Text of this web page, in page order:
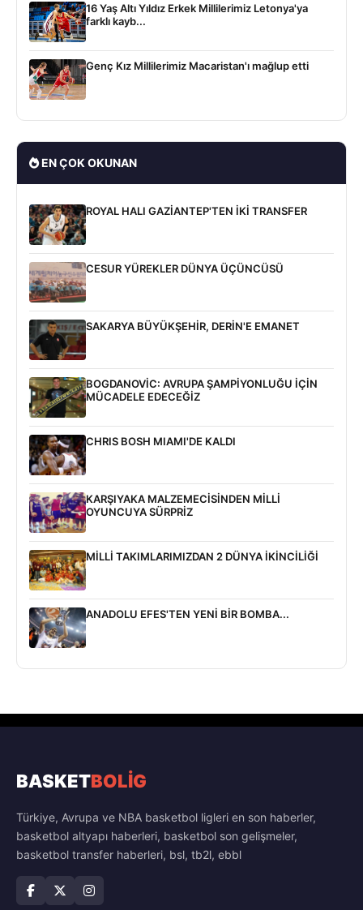
16 Yaş Altı Yıldız Erkek Millilerimiz Letonya'ya
farklı kayb...
Genç Kız Millilerimiz Macaristan'ı mağlup etti
EN ÇOK OKUNAN
ROYAL HALI GAZİANTEP'TEN İKİ TRANSFER
CESUR YÜREKLER DÜNYA ÜÇÜNCÜSÜ
SAKARYA BÜYÜKŞEHİR, DERİN'E EMANET
BOGDANOVİC: AVRUPA ŞAMPİYONLUĞU İÇİN
MÜCADELE EDECEĞİZ
CHRIS BOSH MIAMI'DE KALDI
KARŞIYAKA MALZEMECİSİNDEN MİLLİ
OYUNCUYA SÜRPRİZ
MİLLİ TAKIMLARIMIZDAN 2 DÜNYA İKİNCİLİĞİ
ANADOLU EFES'TEN YENİ BİR BOMBA...
BASKETBOLİG
Türkiye, Avrupa ve NBA basketbol ligleri en son haberler,
basketbol altyapı haberleri, basketbol son gelişmeler,
basketbol transfer haberleri, bsl, tb2l, ebbl